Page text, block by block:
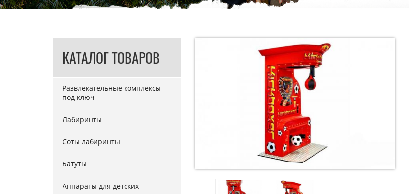
КАТАЛОГ ТОВАРОВ
Развлекательные комплексы
под ключ
Лабиринты
Соты лабиринты
Батуты
Аппараты для детских